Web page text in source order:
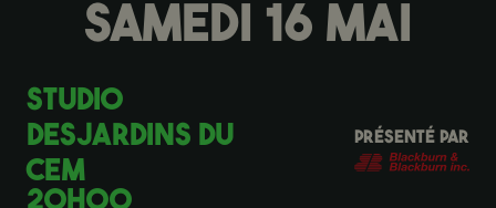
SAMEDI 16 MAI
STUDIO
DESJARDINS DU
CEM
PRÉSENTÉ PAR